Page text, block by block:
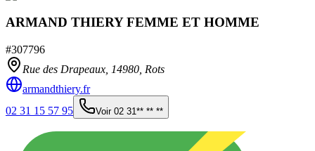
ARMAND THIERY FEMME ET HOMME
#307796
Rue des Drapeaux, 14980 Rots
armandthiery.fr
02 31 15 57 95
Voir 02 31** ** **